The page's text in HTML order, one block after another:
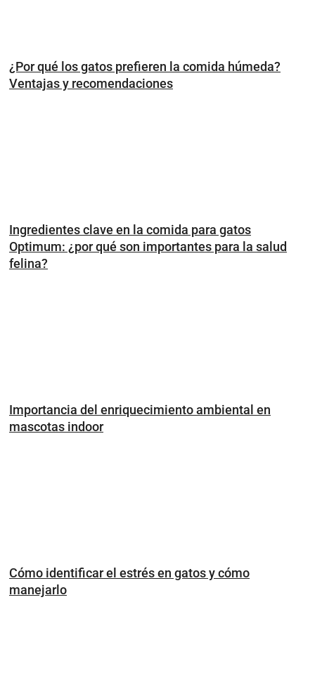
¿Por qué los gatos prefieren la comida húmeda?
Ventajas y recomendaciones
Ingredientes clave en la comida para gatos
Optimum: ¿por qué son importantes para la salud
felina?
Importancia del enriquecimiento ambiental en
mascotas indoor
Cómo identificar el estrés en gatos y cómo
manejarlo